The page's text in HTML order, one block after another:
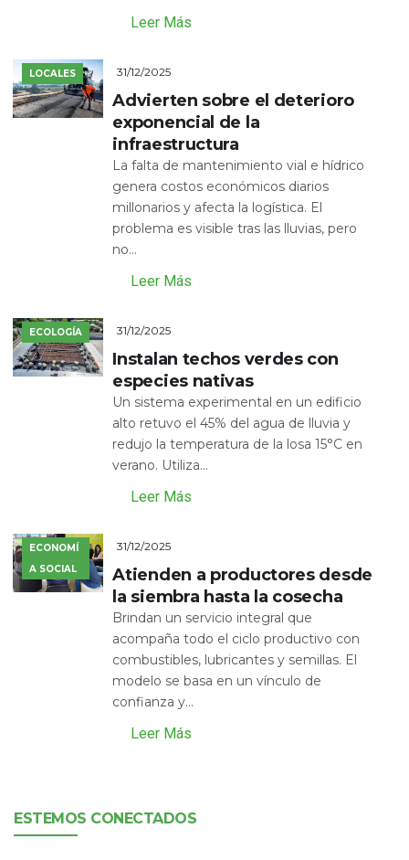
Leer Más
LOCALES 31/12/2025
Advierten sobre el deterioro
exponencial de la
infraestructura
La falta de mantenimiento vial e hídrico
genera costos económicos diarios
millonarios y afecta la logística. El
problema es visible tras las lluvias, pero
no...
Leer Más
ECOLOGÍA 31/12/2025
Instalan techos verdes con
especies nativas
Un sistema experimental en un edificio
alto retuvo el 45% del agua de lluvia y
redujo la temperatura de la losa 15°C en
verano. Utiliza...
Leer Más
ECONOMÍ
A SOCIAL
31/12/2025
Atienden a productores desde
la siembra hasta la cosecha
Brindan un servicio integral que
acompaña todo el ciclo productivo con
combustibles, lubricantes y semillas. El
modelo se basa en un vínculo de
confianza y...
Leer Más
ESTEMOS CONECTADOS